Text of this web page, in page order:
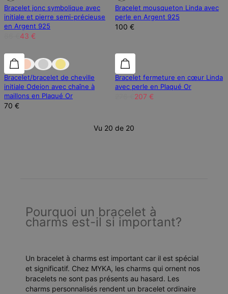
Bracelet jonc symbolique avec
initiale et pierre semi-précieuse
en Argent 925
43 €
Bracelet mousqueton Linda avec
perle en Argent 925
100 €
Bracelet/bracelet de cheville
initiale Odeion avec chaîne à
maillons en Plaqué Or
70 €
25% de réduction
Bracelet fermeture en cœur Linda
avec perle en Plaqué Or
207 €
Vu 20 de 20
Pourquoi un bracelet à
charms est-il si important?
Un bracelet à charms est important car il est spécial
et significatif. Chez MYKA, les charms qui ornent nos
bracelets ne sont pas présents au hasard. Les
charms personnalisés rendent un bracelet ordinaire